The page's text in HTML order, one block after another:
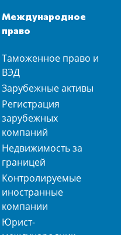
Международное
право
Таможенное право и
ВЭД
Зарубежные активы
Регистрация
зарубежных
компаний
Недвижимость за
границей
Контролируемые
иностранные
компании
Юрист-